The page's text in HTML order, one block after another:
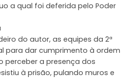
a qual foi deferida pelo Poder
do autor, as equipes da 2ª
para dar cumprimento à ordem
perceber a presença dos
à prisão, pulando muros e